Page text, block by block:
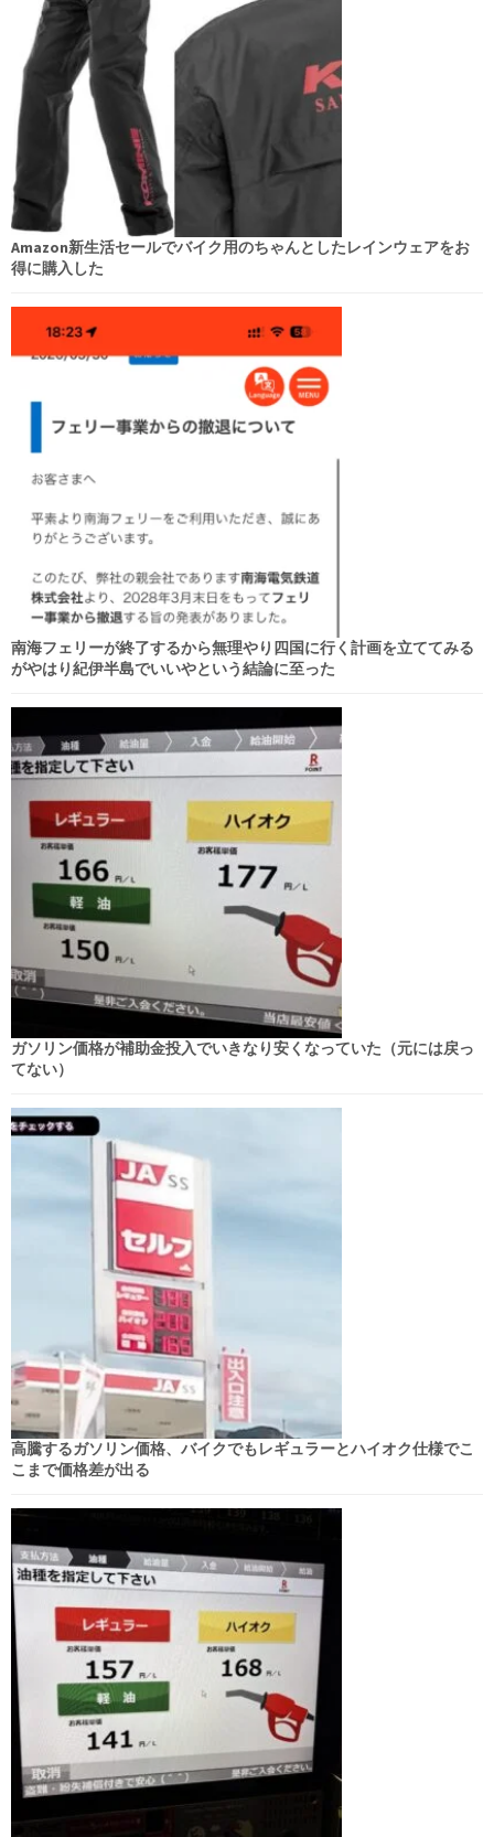
Amazon新生活セールでバイク用のちゃんとしたレインウェアをお
得に購入した
南海フェリーが終了するから無理やり四国に行く計画を立ててみる
がやはり紀伊半島でいいやという結論に至った
ガソリン価格が補助金投入でいきなり安くなっていた（元には戻っ
てない）
高騰するガソリン価格、バイクでもレギュラーとハイオク仕様でこ
こまで価格差が出る